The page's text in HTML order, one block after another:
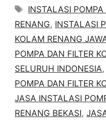
Tags
INSTALASI
RENANG, INSTALASI
KOLAM RENANG
POMPA DAN FILTER
SELURUH INDONESIA,
POMPA DAN FILTER
JASA INSTALASI
RENANG BEKASI,